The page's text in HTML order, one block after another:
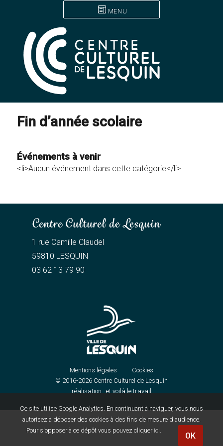
Ce site utilise Google Analytics. En continuant à naviguer, vous nous
autorisez à déposer des cookies à des fins de mesure d'audience.
Pour s'opposer à ce dépôt vous pouvez cliquer ici.
MENU
Fin d’année scolaire
Événements à venir
<li>Aucun événement dans cette catégorie</li>
Centre Culturel de Lesquin
1 rue Camille Claudel
59810 LESQUIN
03 62 13 79 90
Mentions légales
Cookies
© 2016-2026 Centre Culturel de Lesquin
réalisation : et voilà le travail